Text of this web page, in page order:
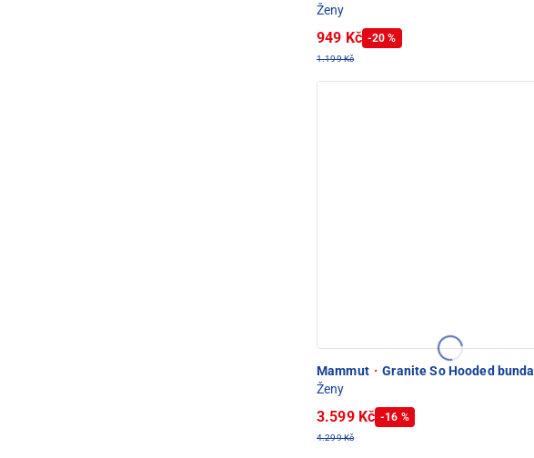
Ženy
949 Kč -20 %
1.199 Kč
Mammut · Granite So Hooded bunda
Ženy
3.599 Kč -16 %
4.299 Kč